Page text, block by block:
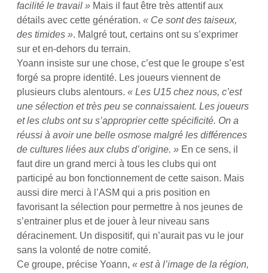
facilité le travail » Mais il faut être très attentif aux
détails avec cette génération. « Ce sont des taiseux,
des timides ». Malgré tout, certains ont su s’exprimer
sur et en-dehors du terrain.
Yoann insiste sur une chose, c’est que le groupe s’est
forgé sa propre identité. Les joueurs viennent de
plusieurs clubs alentours. « Les U15 chez nous, c’est
une sélection et très peu se connaissaient. Les joueurs
et les clubs ont su s’approprier cette spécificité. On a
réussi à avoir une belle osmose malgré les différences
de cultures liées aux clubs d’origine. » En ce sens, il
faut dire un grand merci à tous les clubs qui ont
participé au bon fonctionnement de cette saison. Mais
aussi dire merci à l’ASM qui a pris position en
favorisant la sélection pour permettre à nos jeunes de
s’entrainer plus et de jouer à leur niveau sans
déracinement. Un dispositif, qui n’aurait pas vu le jour
sans la volonté de notre comité.
Ce groupe, précise Yoann, « est à l’image de la région,